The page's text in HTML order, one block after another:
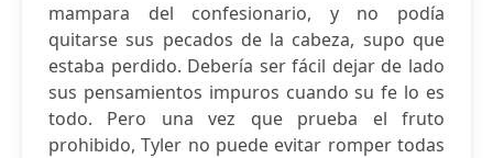
mampara del confesionario, y no podía
quitarse sus pecados de la cabeza, supo que
estaba perdido. Debería ser fácil dejar de lado
sus pensamientos impuros cuando su fe lo es
todo. Pero una vez que prueba el fruto
prohibido, Tyler no puede evitar romper todas